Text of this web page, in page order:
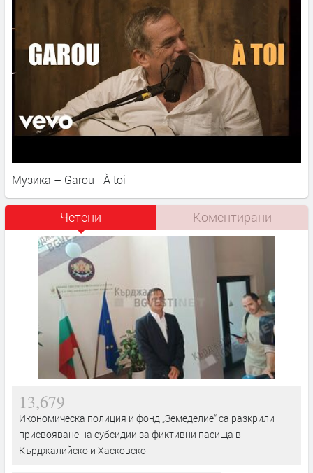
Музика – Garou - À toi
Четени Коментирани
13,679
Икономическа полиция и фонд „Земеделие“ са разкрили
присвояване на субсидии за фиктивни пасища в
Кърджалийско и Хасковско